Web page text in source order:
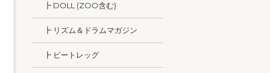
┣ DOLL (ZOO含む)
┣ リズム＆ドラムマガジン
┣ ビートレッグ